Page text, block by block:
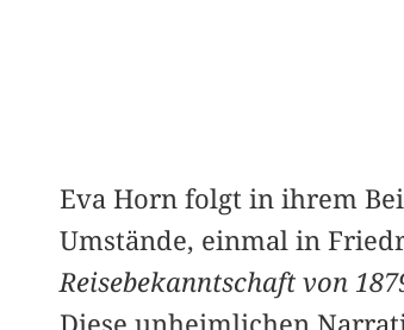
Eva Horn folgt in ihrem
Umstände, einmal in
Reisebekanntschaft von
Diese unheimlichen